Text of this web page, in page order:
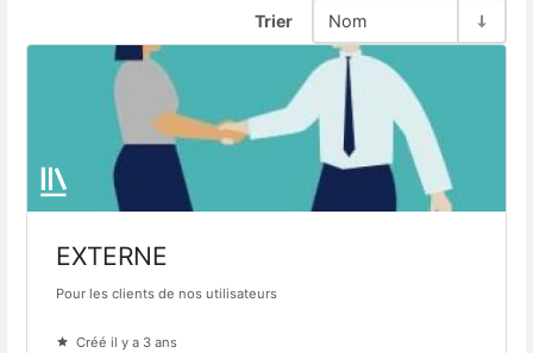
Trier Nom
EXTERNE
Pour les clients de nos utilisateurs
Créé il y a 3 ans